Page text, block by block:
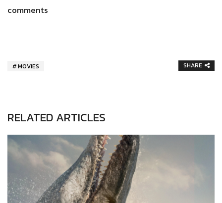
comments
MOVIES SHARE
RELATED ARTICLES